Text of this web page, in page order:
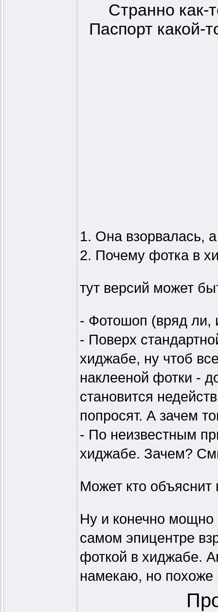
Странно как-
Паспорт какой-
1. Она взорвалась,
2. Почему фотка в
тут версий может
- Фотошоп (вряд ли,
- Поверх
хиджабе, ну чтоб
наклееной фотки -
становится
попросят. А зачем
- По неизвестным
хиджабе. Зачем?
Может кто объяснит
Ну и конечно мощно
самом эпицентре
фоткой в хиджабе.
намекаю, но похоже